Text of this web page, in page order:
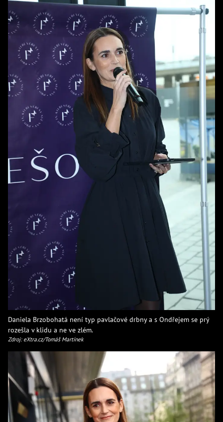
Daniela Brzobohatá není typ pavlačové drbny a s Ondřejem se prý
rozešla v klidu a ne ve zlém.
Zdroj: eXtra.cz/Tomáš Martínek